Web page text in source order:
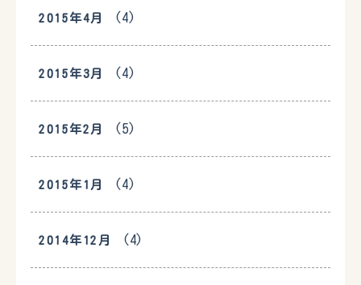
2015年4月 (4)
2015年3月 (4)
2015年2月 (5)
2015年1月 (4)
2014年12月 (4)